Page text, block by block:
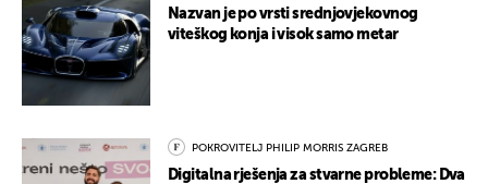
Nazvan je po vrsti srednjovjekovnog
viteškog konja i visok samo metar
POKROVITELJ PHILIP MORRIS ZAGREB
Digitalna rješenja za stvarne probleme: Dva